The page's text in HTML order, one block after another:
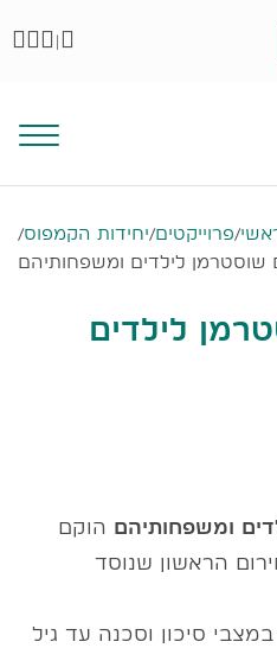
|
/פרוייקטים/יחידות הקמפוס/
שוסטרמן לילדים ומשפחותיהם
לילדים
ומשפחותיהם הוקם
החירום הראשון שנוסד
סיכון וסכנה עד גיל